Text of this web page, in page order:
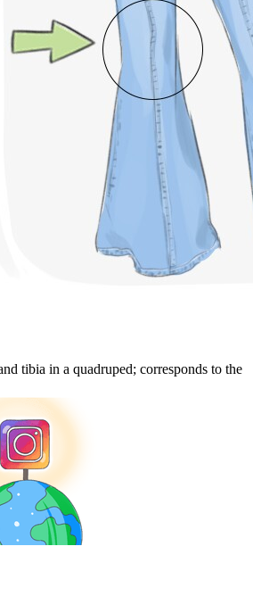
tibia in a quadruped; corresponds to the